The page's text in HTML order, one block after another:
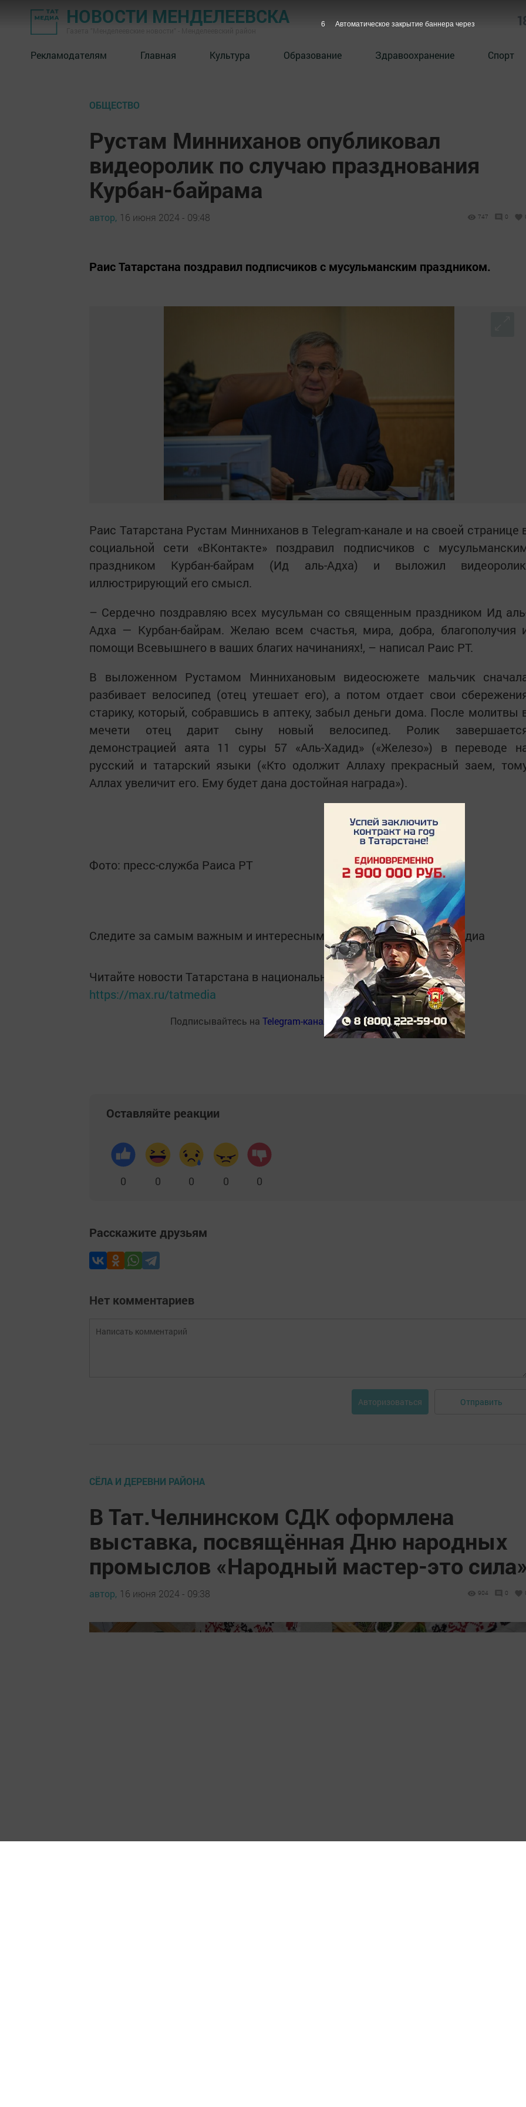
НОВОСТИ МЕНДЕЛЕЕВСКА
Рекламодателям Главная Культура Образование Здравоохранение Спорт
ОБЩЕСТВО
Рустам Минниханов опубликовал
видеоролик по случаю празднования
Курбан-байрама
автор, 16 июня 2024 - 09:48 747 0
Раис Татарстана поздравил подписчиков с мусульманским праздником.
Раис Татарстана Рустам Минниханов в Telegram-канале и на своей странице
социальной сети «ВКонтакте» поздравил подписчиков с
праздником Курбан-байрам (Ид аль-Адха) и выложил
иллюстрирующий его смысл.
– Сердечно поздравляю всех мусульман со священным праздником Ид
Адха — Курбан-байрам. Желаю всем счастья, мира, добра, благополучия
помощи Всевышнего в ваших благих начинаниях!, – написал Раис РТ.
В выложенном Рустамом Миннихановым видеосюжете мальчик
разбивает велосипед (отец утешает его), а потом отдает свои
старику, который, собравшись в аптеку, забыл деньги дома. После молитвы
мечети отец дарит сыну новый велосипед. Ролик
демонстрацией аята 11 суры 57 «Аль-Хадид» («Железо») в переводе
русский и татарский языки («Кто одолжит Аллаху прекрасный заем,
Аллах увеличит его. Ему будет дана достойная награда»).
Фото: пресс-служба Раиса РТ
Следите за самым важным и интересным в Telegram-каналеТатмедиа
Читайте новости Татарстана в национальном мессенджере MАХ:
https://max.ru/tatmedia
Подписывайтесь на Telegram-канал «Менделеевские новости»
Оставляйте реакции
0 0 0 0 0
Расскажите друзьям
Нет комментариев
Авторизоваться Отправить
СЁЛА И ДЕРЕВНИ РАЙОНА
В Тат.Челнинском СДК оформлена
выставка, посвящённая Дню народных
промыслов «Народный мастер-это
автор, 16 июня 2024 - 09:38 904 0
5 Автоматическое закрытие баннера через